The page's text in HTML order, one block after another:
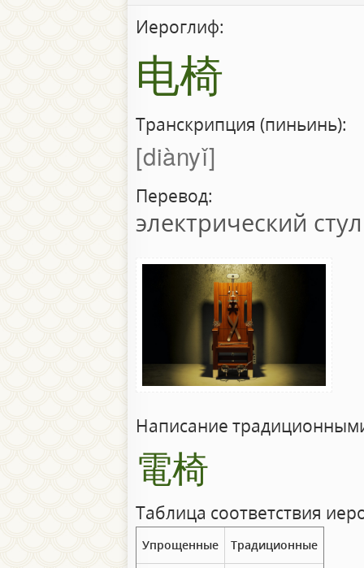
Иероглиф:
电椅
Транскрипция (пиньинь):
diànyǐ
Перевод:
электрический
Написание
電椅
Таблица соответствия
Упрощенные Традиционные